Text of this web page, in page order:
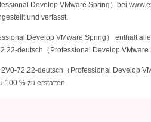
Develop VMware Spring）bei
und verfasst.
Develop VMware Spring） enthält
deutsch（Professional Develop
72.22-deutsch（Professional Develop
100 % zu erstatten.